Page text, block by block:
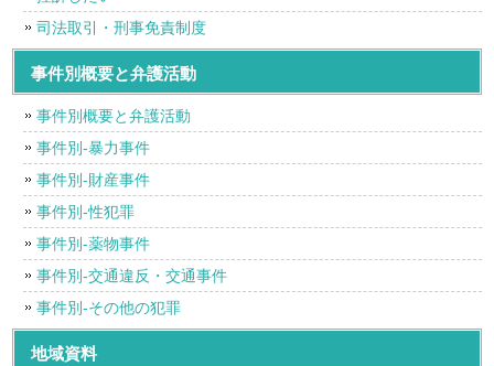
司法取引・刑事免責制度
事件別概要と弁護活動
事件別概要と弁護活動
事件別-暴力事件
事件別-財産事件
事件別-性犯罪
事件別-薬物事件
事件別-交通違反・交通事件
事件別-その他の犯罪
地域資料